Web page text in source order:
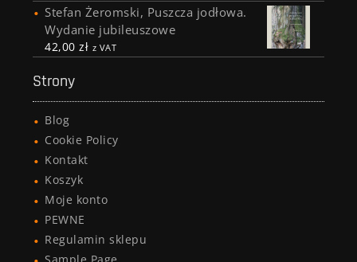
Stefan Żeromski, Puszcza jodłowa.
Wydanie jubileuszowe
42,00zł z VAT
Strony
Blog
Cookie Policy
Kontakt
Koszyk
Moje konto
PEWNE
Regulamin sklepu